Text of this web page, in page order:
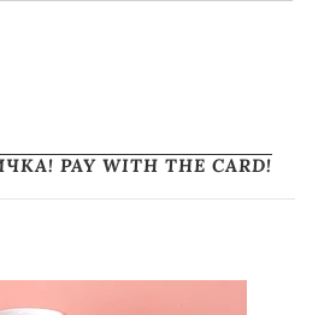
PAY WITH THE CARD!